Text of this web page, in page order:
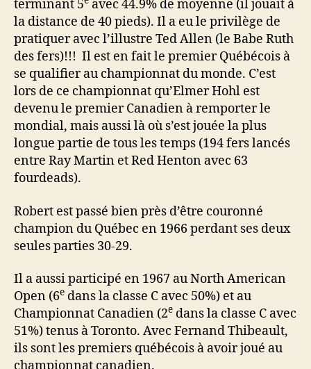
terminant 5 avec 44.9% de moyenne (il jouait à
la distance de 40 pieds). Il a eu le privilège de
pratiquer avec l’illustre Ted Allen (le Babe Ruth
des fers)!!! Il est en fait le premier Québécois à
se qualifier au championnat du monde. C’est
lors de ce championnat qu’Elmer Hohl est
devenu le premier Canadien à remporter le
mondial, mais aussi là où s’est jouée la plus
longue partie de tous les temps (194 fers lancés
entre Ray Martin et Red Henton avec 63
fourdeads).
Robert est passé bien près d’être couronné
champion du Québec en 1966 perdant ses deux
seules parties 30-29.
Il a aussi participé en 1967 au North American
Open (6e dans la classe C avec 50%) et au
Championnat Canadien (2e dans la classe C avec
51%) tenus à Toronto. Avec Fernand Thibeault,
ils sont les premiers québécois à avoir joué au